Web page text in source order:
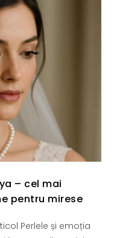
– cel mai
pentru mirese
Perlele și emoția